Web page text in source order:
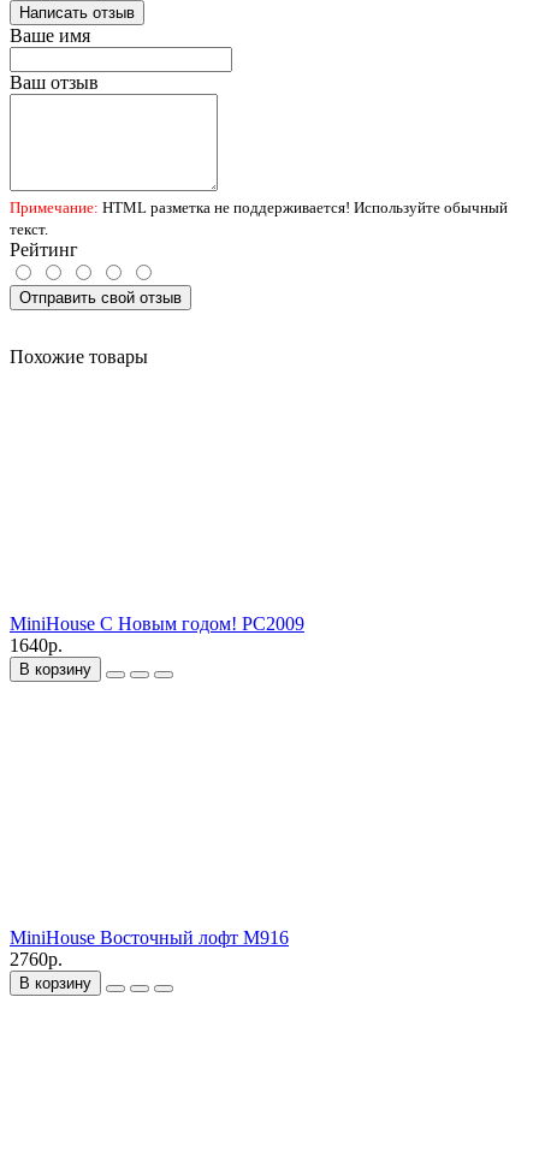
Написать отзыв
Ваше имя
Ваш отзыв
Примечание: HTML разметка не поддерживается! Используйте обычный
текст.
Рейтинг
Отправить свой отзыв
Похожие товары
MiniHouse С Новым годом! PC2009
1640р.
В корзину
MiniHouse Восточный лофт M916
2760р.
В корзину